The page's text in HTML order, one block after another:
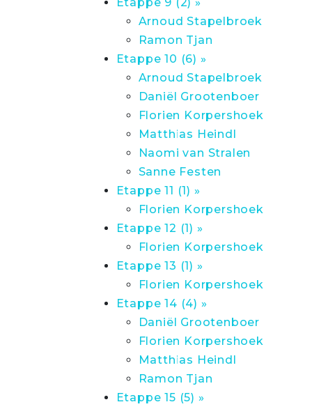
Arnoud Stapelbroek
Ramon Tjan
Etappe 10 (6) »
Arnoud Stapelbroek
Daniël Grootenboer
Florien Korpershoek
Matthias Heindl
Naomi van Stralen
Sanne Festen
Etappe 11 (1) »
Florien Korpershoek
Etappe 12 (1) »
Florien Korpershoek
Etappe 13 (1) »
Florien Korpershoek
Etappe 14 (4) »
Daniël Grootenboer
Florien Korpershoek
Matthias Heindl
Ramon Tjan
Etappe 15 (5) »